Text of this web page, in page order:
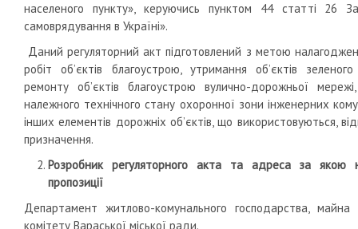
населеного пункту», керуючись пунктом 44 статті 26
самоврядування в Україні».
Даний регуляторний акт підготовлений з метою
робіт об’єктів благоустрою, утримання об’єктів
ремонту об’єктів благоустрою вулично-дорожньої
належного технічного стану охоронної зони інженерних
інших елементів дорожніх об’єктів, що використовуються,
призначення.
Розробник регуляторного акта та адреса за якою
пропозиції
Департамент житлово-комунального господарства,
комітету Вараської міської ради.